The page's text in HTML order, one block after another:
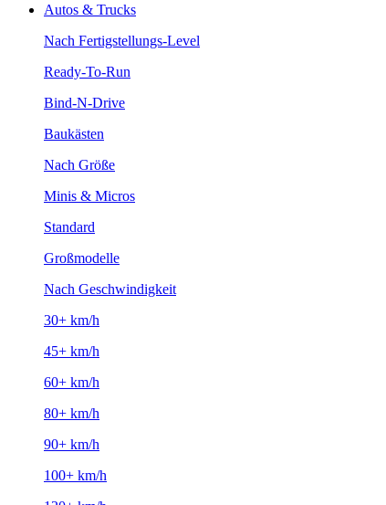
Autos & Trucks
Nach Fertigstellungs-Level
Ready-To-Run
Bind-N-Drive
Baukästen
Nach Größe
Minis & Micros
Standard
Großmodelle
Nach Geschwindigkeit
30+ km/h
45+ km/h
60+ km/h
80+ km/h
90+ km/h
100+ km/h